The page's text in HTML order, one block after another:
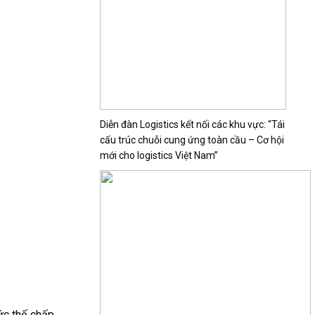
Diễn đàn Logistics kết nối các khu vực: “Tái
cấu trúc chuỗi cung ứng toàn cầu – Cơ hội
mới cho logistics Việt Nam”